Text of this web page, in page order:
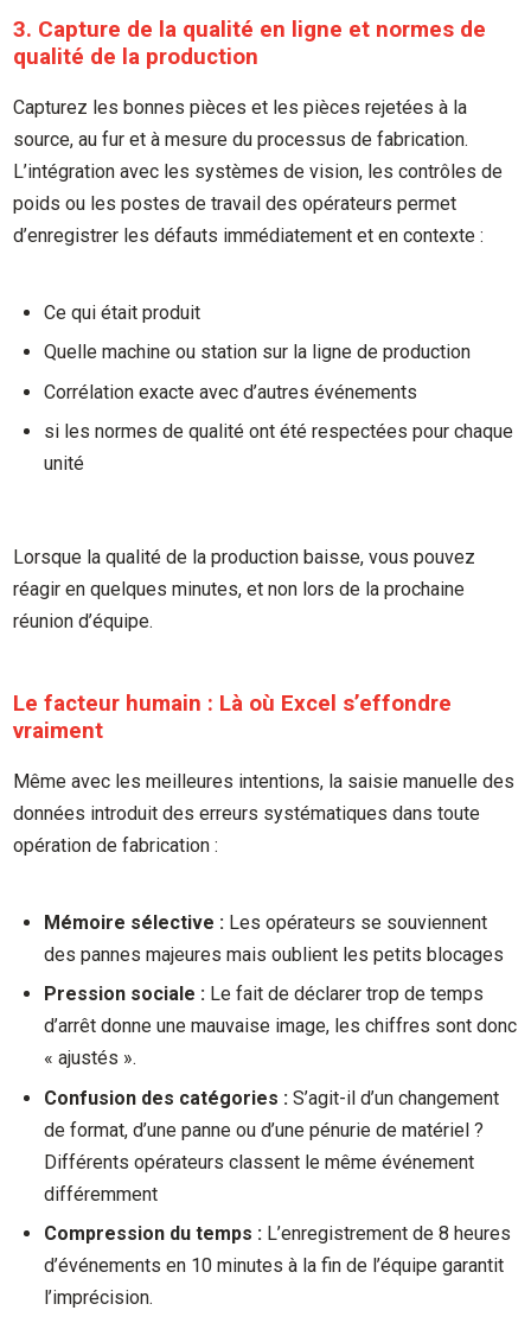
3. Capture de la qualité en ligne et normes de
qualité de la production
Capturez les bonnes pièces et les pièces rejetées à la
source, au fur et à mesure du processus de fabrication.
L’intégration avec les systèmes de vision, les contrôles de
poids ou les postes de travail des opérateurs permet
d’enregistrer les défauts immédiatement et en contexte :
Ce qui était produit
Quelle machine ou station sur la ligne de production
Corrélation exacte avec d’autres événements
si les normes de qualité ont été respectées pour chaque
unité
Lorsque la qualité de la production baisse, vous pouvez
réagir en quelques minutes, et non lors de la prochaine
réunion d’équipe.
Le facteur humain : Là où Excel s’effondre
vraiment
Même avec les meilleures intentions, la saisie manuelle des
données introduit des erreurs systématiques dans toute
opération de fabrication :
Mémoire sélective : Les opérateurs se souviennent
des pannes majeures mais oublient les petits blocages
Pression sociale : Le fait de déclarer trop de temps
d’arrêt donne une mauvaise image, les chiffres sont donc
« ajustés ».
Confusion des catégories : S’agit-il d’un changement
de format, d’une panne ou d’une pénurie de matériel ?
Différents opérateurs classent le même événement
différemment
Compression du temps : L’enregistrement de 8 heures
d’événements en 10 minutes à la fin de l’équipe garantit
l’imprécision.